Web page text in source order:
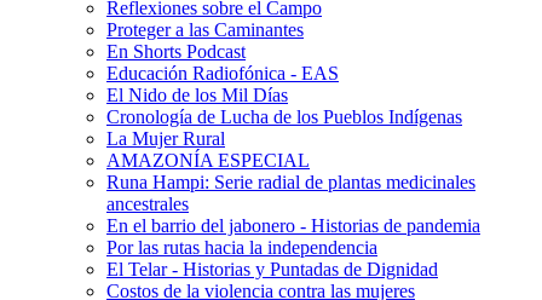
Reflexiones sobre el Campo
Proteger a las Caminantes
En Shorts Podcast
Educación Radiofónica - EAS
El Nido de los Mil Días
Cronología de Lucha de los Pueblos Indígenas
La Mujer Rural
AMAZONÍA ESPECIAL
Runa Hampi: Serie radial de plantas medicinales
ancestrales
En el barrio del jabonero - Historias de pandemia
Por las rutas hacia la independencia
El Telar - Historias y Puntadas de Dignidad
Costos de la violencia contra las mujeres